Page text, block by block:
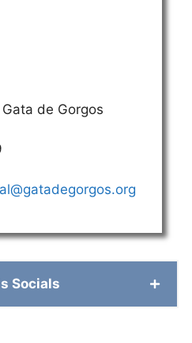
de Gorgos
Socials